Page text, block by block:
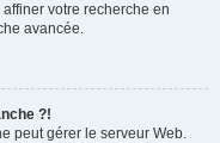
votre recherche en
avancée.
?!
peut gérer le serveur Web.